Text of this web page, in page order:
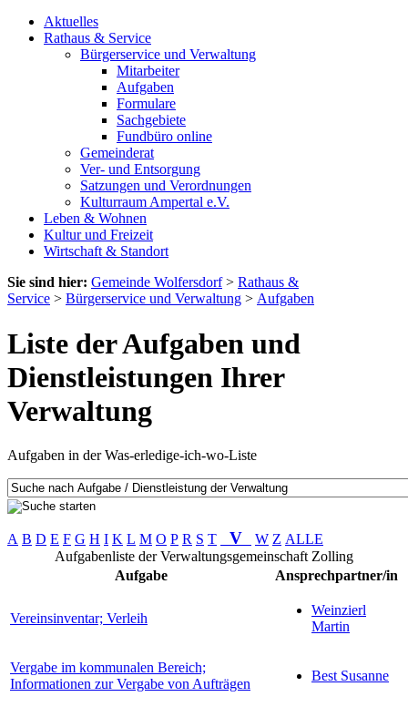
Aktuelles
Rathaus & Service
Bürgerservice und Verwaltung
Mitarbeiter
Aufgaben
Formulare
Sachgebiete
Fundbüro online
Gemeinderat
Ver- und Entsorgung
Satzungen und Verordnungen
Kulturraum Ampertal e.V.
Leben & Wohnen
Kultur und Freizeit
Wirtschaft & Standort
Sie sind hier: Gemeinde Wolfersdorf> Rathaus &
Service > Bürgerservice und Verwaltung > Aufgaben
Liste der Aufgaben und
Dienstleistungen Ihrer
Verwaltung
Aufgaben in der Was-erledige-ich-wo-Liste
A B D E F G H I K L M O P R S T V W Z ALLE
Aufgabenliste der Verwaltungsgemeinschaft Zolling
Aufgabe
Ansprechpartner/in
Vereinsinventar; Verleih
Weinzierl
Martin
Vergabe im kommunalen Bereich;
Informationen zur Vergabe von Aufträgen
Best Susanne